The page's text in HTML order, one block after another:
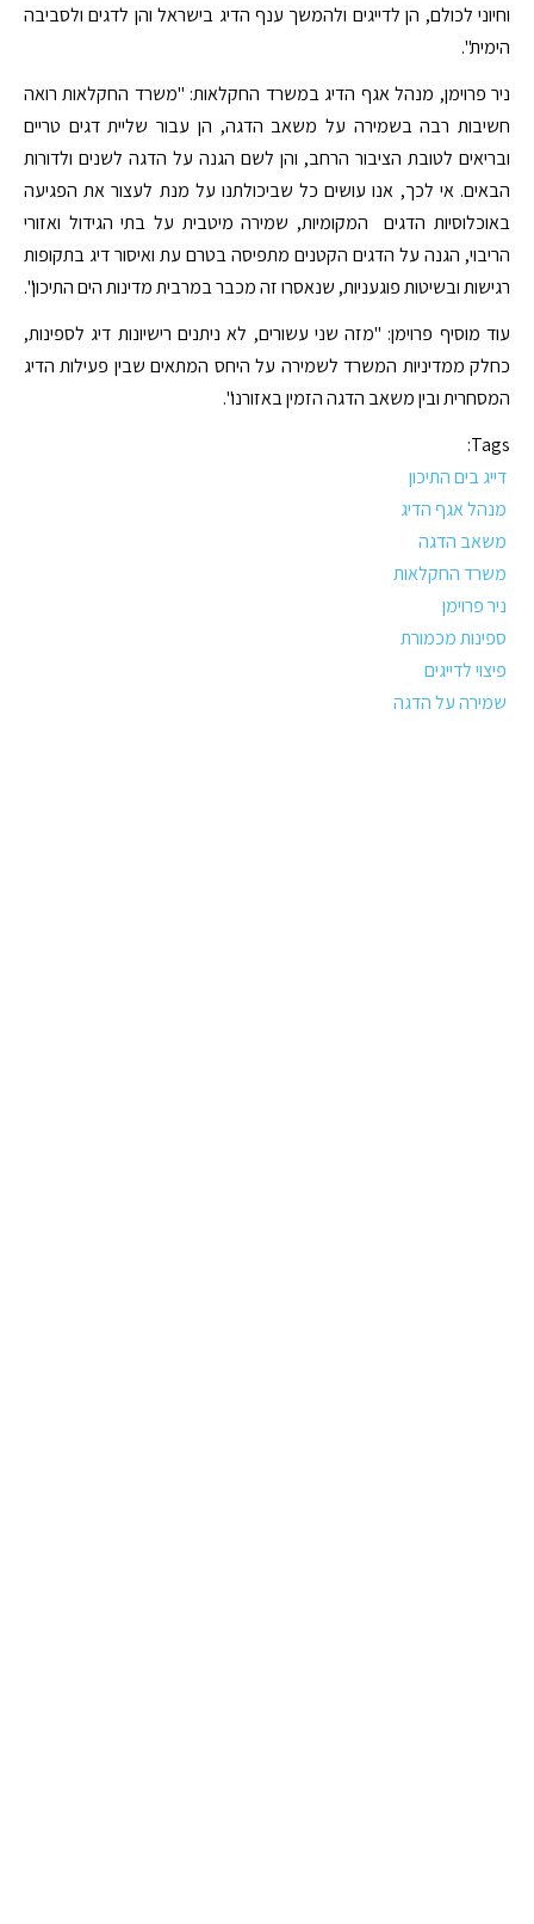
וחיוני לכולם, הן לדייגים ולהמשך ענף הדיג בישראל והן לדגים ולסביבה
הימית".
ניר פרוימן, מנהל אגף הדיג במשרד החקלאות: "משרד החקלאות רואה
חשיבות רבה בשמירה על משאב הדגה, הן עבור שליית דגים טריים
ובריאים לטובת הציבור הרחב, והן לשם הגנה על הדגה לשנים ולדורות
הבאים. אי לכך, אנו עושים כל שביכולתנו על מנת לעצור את הפגיעה
באוכלוסיות הדגים המקומיות, שמירה מיטבית על בתי הגידול ואזורי
הריבוי, הגנה על הדגים הקטנים מתפיסה בטרם עת ואיסור דיג בתקופות
רגישות ובשיטות פוגעניות, שנאסרו זה מכבר במרבית מדינות הים התיכון".
עוד מוסיף פרוימן: "מזה שני עשורים, לא ניתנים רישיונות דיג לספינות,
כחלק ממדיניות המשרד לשמירה על היחס המתאים שבין פעילות הדיג
המסחרית ובין משאב הדגה הזמין באזורנו".
Tags:
דייג בים התיכון
מנהל אגף הדיג
משאב הדגה
משרד החקלאות
ניר פרוימן
ספינות מכמורת
פיצוי לדייגים
שמירה על הדגה